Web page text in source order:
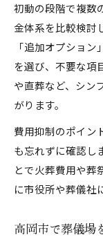
葬儀
知ら
家族葬に
家族
高岡
返礼
家族
申請手続
葬儀
初動の段階で複数
金体系を比較検討
「追加オプショ
を選び、不要な項
や直葬など、シン
がります。
費用抑制のポイン
も忘れずに確認し
とで火葬費用や葬
に市役所や葬儀社
高岡市で葬儀場